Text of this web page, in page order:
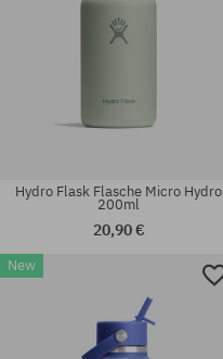
Hydro Flask Flasche Micro Hydro
200ml
20,90 €
New